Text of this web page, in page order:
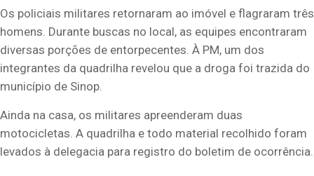
Os policiais militares retornaram ao imóvel e flagraram três
homens. Durante buscas no local, as equipes encontraram
diversas porções de entorpecentes. À PM, um dos
integrantes da quadrilha revelou que a droga foi trazida do
município de Sinop.
Ainda na casa, os militares apreenderam duas
motocicletas. A quadrilha e todo material recolhido foram
levados à delegacia para registro do boletim de ocorrência.